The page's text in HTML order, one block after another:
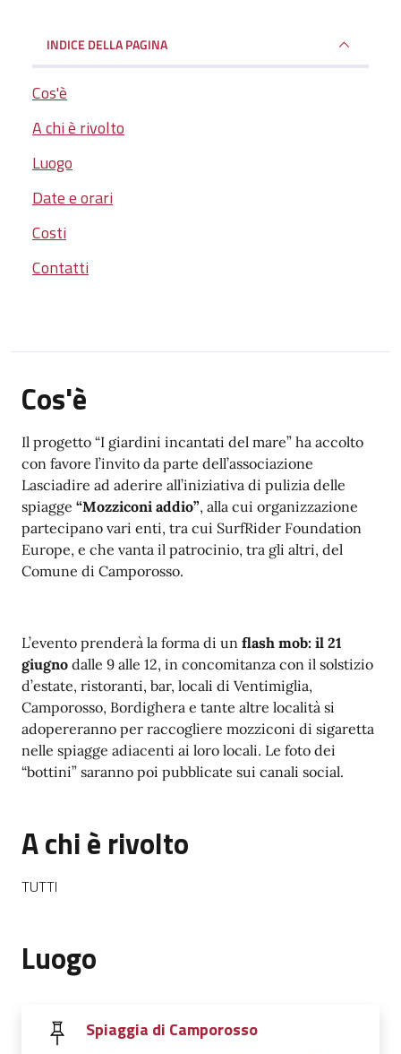
INDICE DELLA PAGINA
Cos'è
A chi è rivolto
Luogo
Date e orari
Costi
Contatti
Cos'è
Il progetto “I giardini incantati del mare” ha accolto
con favore l’invito da parte dell’associazione
Lasciadire ad aderire all’iniziativa di pulizia delle
spiagge “Mozziconi addio”, alla cui organizzazione
partecipano vari enti, tra cui SurfRider Foundation
Europe, e che vanta il patrocinio, tra gli altri, del
Comune di Camporosso.
L’evento prenderà la forma di un flash mob: il 21
giugno dalle 9 alle 12, in concomitanza con il solstizio
d’estate, ristoranti, bar, locali di Ventimiglia,
Camporosso, Bordighera e tante altre località si
adopereranno per raccogliere mozziconi di sigaretta
nelle spiagge adiacenti ai loro locali. Le foto dei
“bottini” saranno poi pubblicate sui canali social.
A chi è rivolto
TUTTI
Luogo
Spiaggia di Camporosso